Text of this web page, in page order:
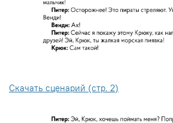
Скачать сценарий (стр. 2)